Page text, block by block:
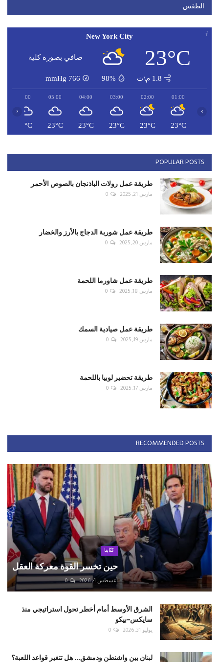
الطقس
New York City
23°C صافي بصورة كلية
1.8 م\ث 98%
766
mmHg
01:00
23°C
02:00
23°C
03:00
23°C
04:00
23°C
05:00
23°C
06:00
23°C
‹ ›
POPULAR POSTS
طريقة عمل رولات الباذنجان بالصوص الأحمر
مارس 21, 2025 0
طريقة عمل شوربة الدجاج بالأرز والخضار
مارس 20, 2025 0
طريقة عمل شاورما اللحمة
مارس 18, 2025 0
طريقة عمل صيادية السمك
مارس 19, 2025 0
طريقة تحضير لوبيا باللحمة
مارس 17, 2025 0
RECOMMENDED POSTS
كتّابنا
حين تخسر القوة معركة العقل
أغسطس 4, 2026 0
الشرق الأوسط أمام أخطر تحول استراتيجي منذ
سايكس–بيكو
يوليو 31, 2026 0
لبنان بين واشنطن ودمشق... هل تتغير قواعد اللعبة؟